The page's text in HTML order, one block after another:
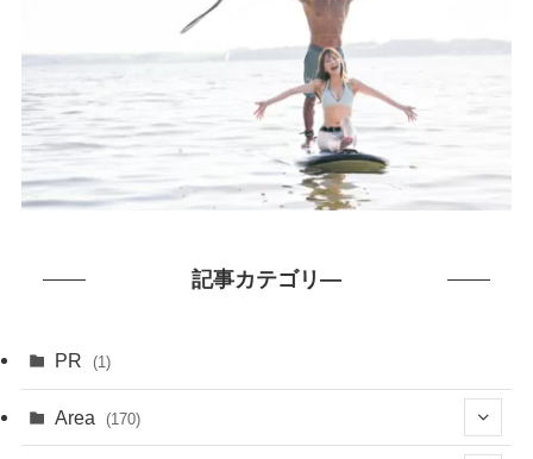
記事カテゴリ―
PR (1)
Area (170)